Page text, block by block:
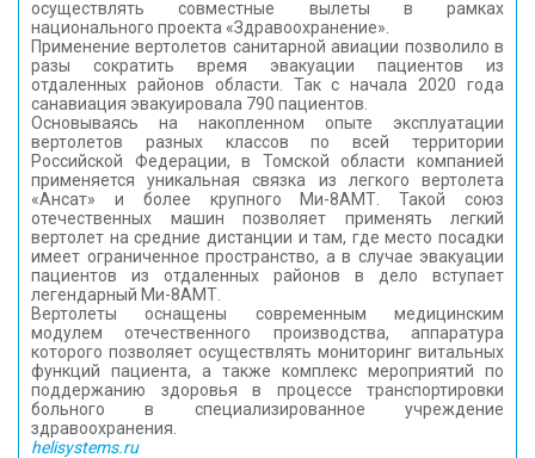
осуществлять совместные вылеты в рамках
национального проекта «Здравоохранение».
Применение вертолетов санитарной авиации позволило в
разы сократить время эвакуации пациентов из
отдаленных районов области. Так с начала 2020 года
санавиация эвакуировала 790 пациентов.
Основываясь на накопленном опыте эксплуатации
вертолетов разных классов по всей территории
Российской Федерации, в Томской области компанией
применяется уникальная связка из легкого вертолета
«Ансат» и более крупного Ми-8АМТ. Такой союз
отечественных машин позволяет применять легкий
вертолет на средние дистанции и там, где место посадки
имеет ограниченное пространство, а в случае эвакуации
пациентов из отдаленных районов в дело вступает
легендарный Ми-8АМТ.
Вертолеты оснащены современным медицинским
модулем отечественного производства, аппаратура
которого позволяет осуществлять мониторинг витальных
функций пациента, а также комплекс мероприятий по
поддержанию здоровья в процессе транспортировки
больного в специализированное учреждение
здравоохранения.
helisystems.ru